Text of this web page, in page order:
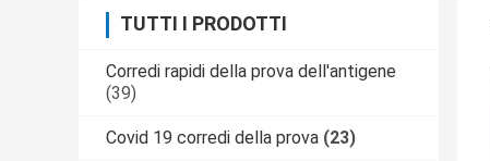
TUTTI I PRODOTTI
Corredi rapidi della prova dell'antigene
(39)
Covid 19 corredi della prova (23)